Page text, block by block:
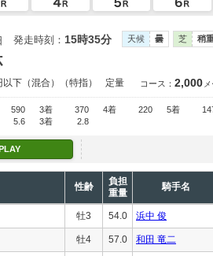
発走時刻： 15時35分 天候 曇 芝 稍
以下 （混合）（特指） 定量 コース： 2,000
590 3着 370 4着 220 5着
5.6 3着 2.8
性齢
負担
重量
騎手名
牡3 54.0 浜中 俊
牡4 57.0 和田 竜二